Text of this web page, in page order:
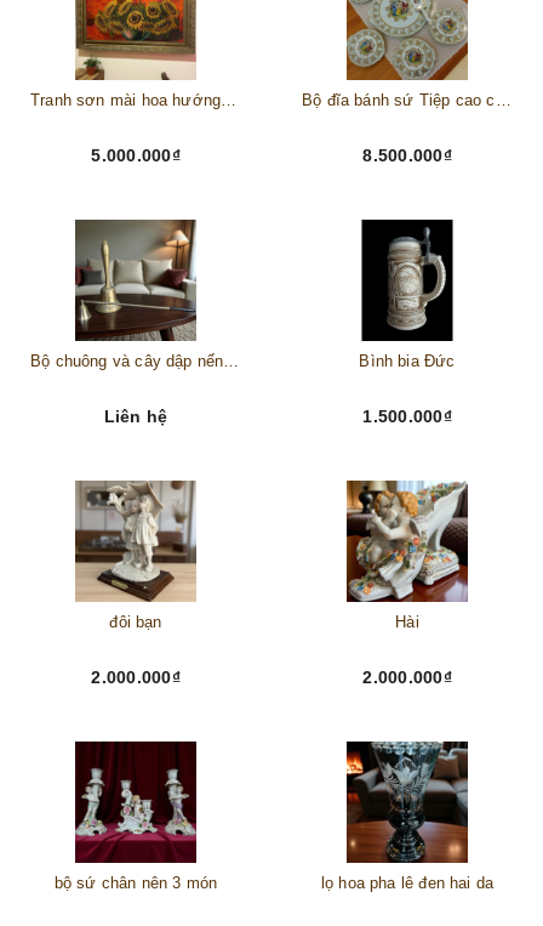
Tranh sơn mài hoa hướng dương châu Âu
5.000.000₫
Bộ đĩa bánh sứ Tiệp cao cấp – Biểu tượng tinh tế cho bàn tiệc thượng lưu
8.500.000₫
Bộ chuông và cây dập nến đồng
Liên hệ
Bình bia Đức
1.500.000₫
đôi bạn
2.000.000₫
Hài
2.000.000₫
bộ sứ chân nên 3 món lọ hoa pha lê đen hai da